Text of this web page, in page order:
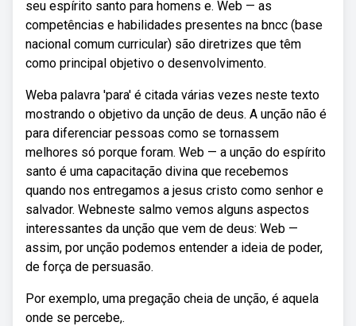
seu espírito santo para homens e. Web — as
competências e habilidades presentes na bncc (base
nacional comum curricular) são diretrizes que têm
como principal objetivo o desenvolvimento.
Weba palavra 'para' é citada várias vezes neste texto
mostrando o objetivo da unção de deus. A unção não é
para diferenciar pessoas como se tornassem
melhores só porque foram. Web — a unção do espírito
santo é uma capacitação divina que recebemos
quando nos entregamos a jesus cristo como senhor e
salvador. Webneste salmo vemos alguns aspectos
interessantes da unção que vem de deus: Web —
assim, por unção podemos entender a ideia de poder,
de força de persuasão.
Por exemplo, uma pregação cheia de unção, é aquela
onde se percebe,.